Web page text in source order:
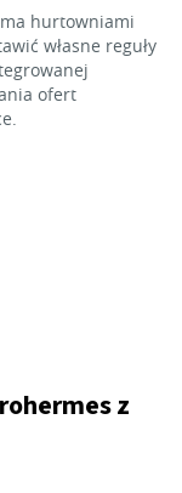
hurtowniami
własne reguły
ofert
z